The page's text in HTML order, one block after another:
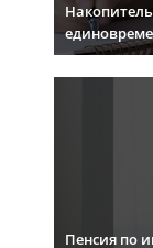
Пенсия по